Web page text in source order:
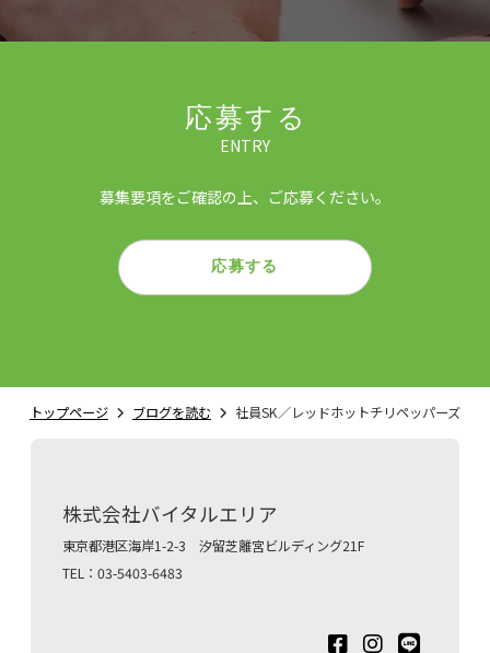
応募する
ENTRY
募集要項をご確認の上、ご応募ください。
応募する
トップページ ブログを読む 社員SK／レッドホットチリペッパーズ
株式会社バイタルエリア
東京都港区海岸1-2-3 汐留芝離宮ビルディング21F
TEL：03-5403-6483